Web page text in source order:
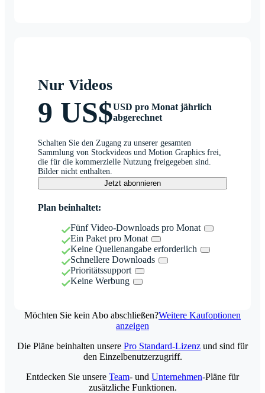
Nur Videos
9 US$USD pro Monat jährlich
abgerechnet
Schalten Sie den Zugang zu unserer gesamten
Sammlung von Stockvideos und Motion Graphics frei,
die für die kommerzielle Nutzung freigegeben sind.
Bilder nicht enthalten.
Jetzt abonnieren
Plan beinhaltet:
Fünf Video-Downloads pro Monat
Ein Paket pro Monat
Keine Quellenangabe erforderlich
Schnellere Downloads
Prioritätssupport
Keine Werbung
Möchten Sie kein Abo abschließen?Weitere Kaufoptionen
anzeigen
Die Pläne beinhalten unsere Pro Standard-Lizenz und sind für
den Einzelbenutzerzugriff.
Entdecken Sie unsere Team- und Unternehmen-Pläne für
zusätzliche Funktionen.